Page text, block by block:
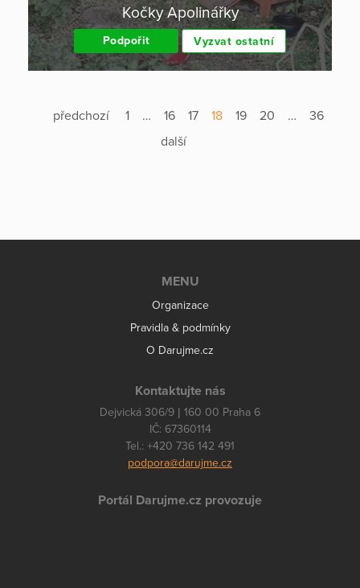
Kočky Apolinářky
Podpořit Vyzvat ostatní
předchozí 1 … 16 17 18 19 20 …
36
další
MENU
Organizace
Pravidla & podmínky
O Darujme.cz
Kontaktujte nás
Dejvická 306/9 | 160 00 Praha 6
IČ: 67360114
Tel.: +420 736 142 491
podpora@darujme.cz
Portál Darujme.cz provozuje